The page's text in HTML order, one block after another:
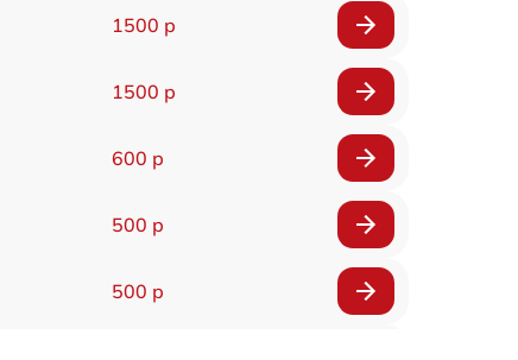
1500 р
1500 р
600 р
500 р
500 р